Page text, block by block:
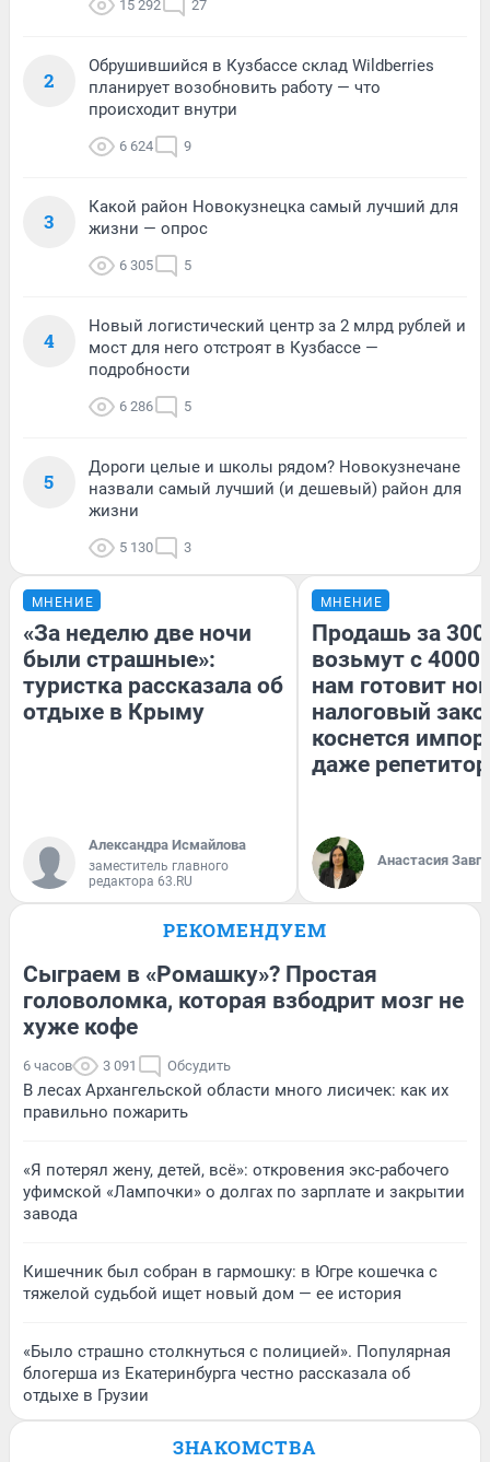
15 292 27
2
Обрушившийся в Кузбассе склад Wildberries
планирует возобновить работу — что
происходит внутри
6 624 9
3
Какой район Новокузнецка самый лучший для
жизни — опрос
6 305 5
4
Новый логистический центр за 2 млрд рублей и
мост для него отстроят в Кузбассе —
подробности
6 286 5
5
Дороги целые и школы рядом? Новокузнечане
назвали самый лучший (и дешевый) район для
жизни
5 130 3
МНЕНИЕ
«За неделю две ночи
были страшные»:
туристка рассказала об
отдыхе в Крыму
Александра Исмайлова
заместитель главного
редактора 63.RU
МНЕНИЕ
Продашь за
возьмут с
нам готовит
налоговый
коснется
даже
Анастасия
РЕКОМЕНДУЕМ
Сыграем в «Ромашку»? Простая
головоломка, которая взбодрит мозг не
хуже кофе
6 часов 3 091 Обсудить
В лесах Архангельской области много лисичек: как их
правильно пожарить
«Я потерял жену, детей, всё»: откровения экс-рабочего
уфимской «Лампочки» о долгах по зарплате и закрытии
завода
Кишечник был собран в гармошку: в Югре кошечка с
тяжелой судьбой ищет новый дом — ее история
«Было страшно столкнуться с полицией». Популярная
блогерша из Екатеринбурга честно рассказала об
отдыхе в Грузии
ЗНАКОМСТВА